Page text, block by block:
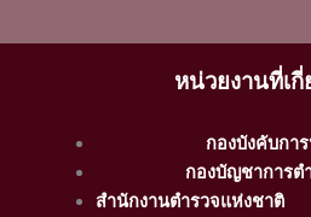
หน่วยงานที่เกี่
กองบังคับกา
กองบัญชาการต
สำนักงานตำรวจแห่งชาติ